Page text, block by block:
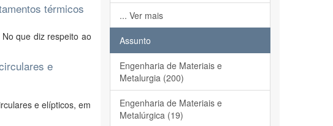
térmicos
que diz respeito ao
e
e elípticos, em
... Ver mais
Assunto
Engenharia de Materiais e
Metalurgia (200)
Engenharia de Materiais e
Metalúrgica (19)